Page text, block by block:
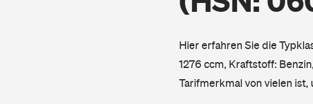
Hier erfahren Sie die
1276 ccm, Kraftstoff:
Tarifmerkmal von vielen